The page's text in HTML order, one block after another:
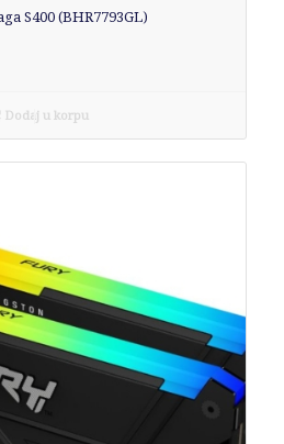
S400 (BHR7793GL)
Dodaj u korpu